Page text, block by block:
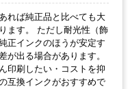
れば純正品と比べても大
ます。 ただし耐光性（飾
正インクのほうが安定す
が出る場合があります。
印刷したい・コストを抑
互換インクがおすすめで